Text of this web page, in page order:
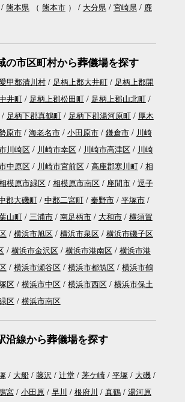
熊本県（ 熊本市） 大分県 宮崎県
鹿
の市区町村から葬儀場を探す
甲郡清川村 足柄上郡大井町
足柄上郡開
井町 足柄上郡松田町
足柄上郡山北町
足柄下郡真鶴町 足柄下郡湯河原町
厚木
原市 海老名市 小田原市 鎌倉市
川崎
川崎区 川崎市幸区 川崎市高津区
川崎
中原区 川崎市宮前区 高座郡寒川町
相
模原市緑区 相模原市南区 座間市
逗子
郡大磯町 中郡二宮町 秦野市
平塚市
山町 三浦市 南足柄市 大和市
横須賀
横浜市旭区 横浜市泉区
横浜市磯子区
横浜市金沢区 横浜市港南区
横浜市港
横浜市瀬谷区 横浜市都筑区
横浜市鶴
区 横浜市中区 横浜市西区
横浜市保土
区 横浜市南区
沿線から葬儀場を探す
大船 藤沢 辻堂 茅ケ崎 平塚
大磯
宮 小田原 早川 根府川 真鶴
湯河原